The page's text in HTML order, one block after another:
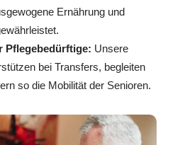
Ernährung und
Pflegebedürftige: Unsere
bei Transfers, begleiten
so die Mobilität der Senioren.